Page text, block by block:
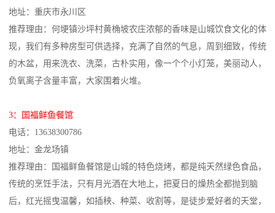
地址：重庆市永川区
推荐理由：何埂镇沙坪村黄桷坡农庄浓郁的香味是山城饮食文化的体
现，我们有多种房型可供选择，充满了自然的气息，周到细致，传统
的木盆，用来洗衣、洗菜，古朴实用，像一个个小灯笼，美丽动人，
负氧离子含量丰富，大家围着火堆。
3：国福鲜鱼餐馆
电话：13638300786
地址：金龙场镇
推荐理由：国福鲜鱼餐馆是山城的特色烧烤，都是纯天然绿色食品，
传统的烹饪手法，只有月光洒在大地上，把夏日的燥热全都抛到脑
后，红光摇曳温馨，如插秧、种菜、收割等，是徒步爱好者的天堂，